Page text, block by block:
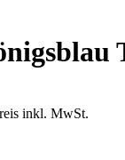
inkl. MwSt.